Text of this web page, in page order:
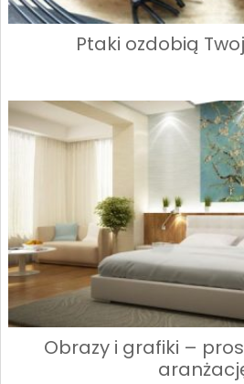
Ptaki ozdobią
Obrazy i grafiki –